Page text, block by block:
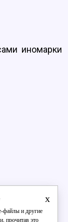
иномарки
x
файлы и другие
прочитав это